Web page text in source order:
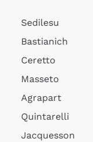
Sedilesu
Bastianich
Ceretto
Masseto
Agrapart
Quintarelli
Jacquesson